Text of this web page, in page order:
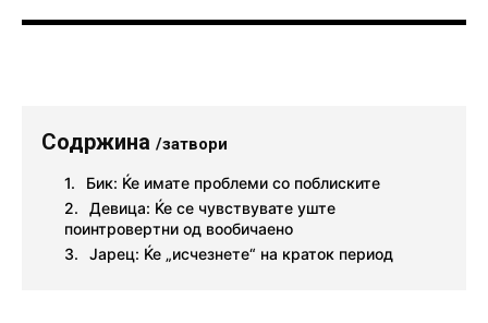
Содржина /затвори
Бик: Ќе имате проблеми со поблиските
Девица: Ќе се чувствувате уште
поинтровертни од вообичаено
Јарец: Ќе „исчезнете“ на краток период